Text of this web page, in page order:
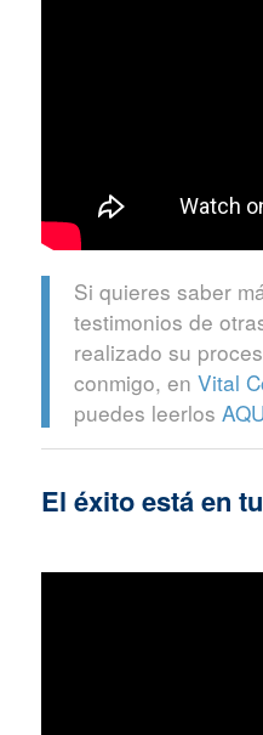
Si quieres saber
testimonios de
realizado su
conmigo, en Vital
puedes leerlos
El éxito está en